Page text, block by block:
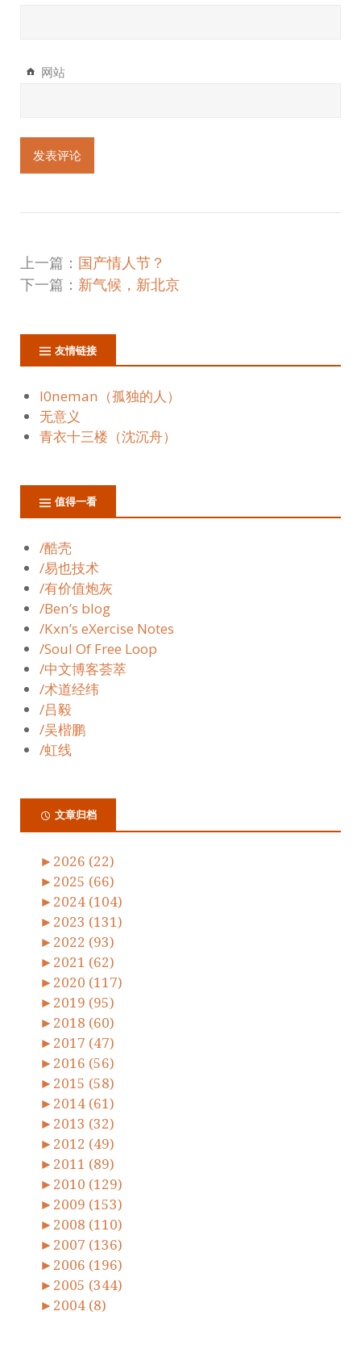
网站
上一篇： 国产情人节？
下一篇： 新气候，新北京
友情链接
l0neman（孤独的人）
无意义
青衣十三楼（沈沉舟）
值得一看
/酷壳
/易也技术
/有价值炮灰
/Ben’s blog
/Kxn’s eXercise Notes
/Soul Of Free Loop
/中文博客荟萃
/术道经纬
/吕毅
/吴楷鹏
/虹线
文章归档
► 2026 (22)
► 2025 (66)
► 2024 (104)
► 2023 (131)
► 2022 (93)
► 2021 (62)
► 2020 (117)
► 2019 (95)
► 2018 (60)
► 2017 (47)
► 2016 (56)
► 2015 (58)
► 2014 (61)
► 2013 (32)
► 2012 (49)
► 2011 (89)
► 2010 (129)
► 2009 (153)
► 2008 (110)
► 2007 (136)
► 2006 (196)
► 2005 (344)
► 2004 (8)